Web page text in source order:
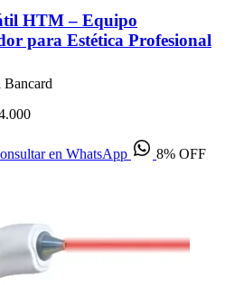
HTM – Equipo
para Estética Profesional
Bancard
en WhatsApp 8% OFF